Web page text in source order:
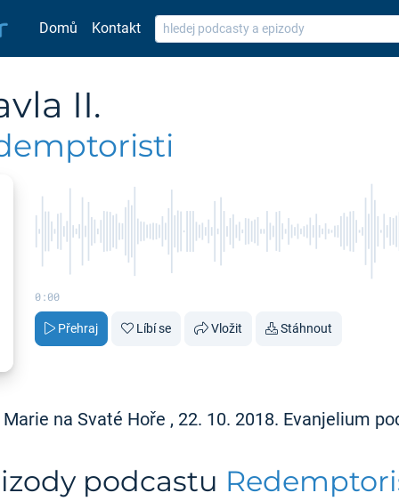
Domů Kontakt
II.
0:00
Přehraj Líbí se Vložit Stáhnout
na Svaté Hoře , 22. 10. 2018. Evanjelium
podcastu